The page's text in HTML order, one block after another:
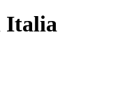
Italia